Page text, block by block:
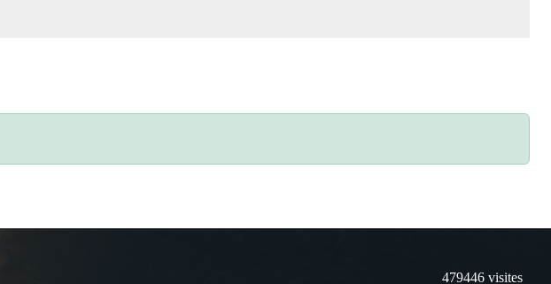
479446 visites